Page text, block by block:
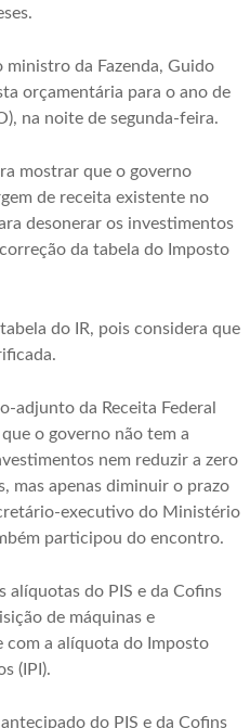
da Fazenda, Guido
orçamentária para o ano de
na noite de segunda-feira.
mostrar que o governo
de receita existente no
desonerar os investimentos
da tabela do Imposto
do IR, pois considera que
adjunto da Receita Federal
o governo não tem a
nem reduzir a zero
mas apenas diminuir o prazo
executivo do Ministério
participou do encontro.
alíquotas do PIS e da Cofins
de máquinas e
com a alíquota do Imposto
(IPI).
do PIS e da Cofins